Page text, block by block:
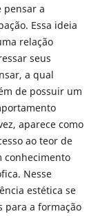
pensar a
Essa ideia
relação
seus
a qual
de possuir um
aparece como
ao teor de
conhecimento
Nesse
estética se
para a formação